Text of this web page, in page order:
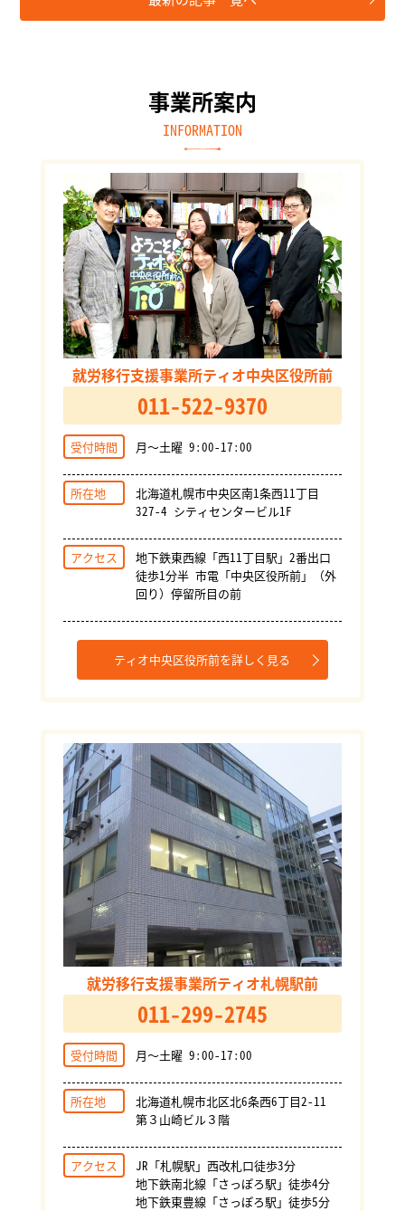
事業所案内
INFORMATION
就労移行支援事業所ティオ中央区役所前
011-522-9370
受付時間 月～土曜 9:00-17:00
所在地
北海道札幌市中央区南1条西11丁目
327-4 シティセンタービル1F
アクセス
地下鉄東西線「西11丁目駅」2番出口
徒歩1分半 市電「中央区役所前」（外
回り）停留所目の前
ティオ中央区役所前を詳しく見る
就労移行支援事業所ティオ札幌駅前
011-299-2745
受付時間 月～土曜 9:00-17:00
所在地
北海道札幌市北区北6条西6丁目2-11
第３山崎ビル３階
アクセス
JR「札幌駅」西改札口徒歩3分
地下鉄南北線「さっぽろ駅」徒歩4分
地下鉄東豊線「さっぽろ駅」徒歩5分